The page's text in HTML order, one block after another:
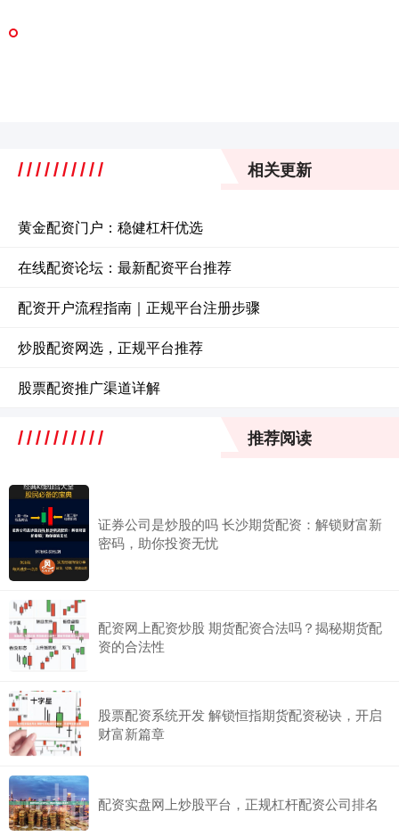
相关更新
黄金配资门户：稳健杠杆优选
在线配资论坛：最新配资平台推荐
配资开户流程指南｜正规平台注册步骤
炒股配资网选，正规平台推荐
股票配资推广渠道详解
推荐阅读
证券公司是炒股的吗 长沙期货配资：解锁财富新
密码，助你投资无忧
配资网上配资炒股 期货配资合法吗？揭秘期货配
资的合法性
股票配资系统开发 解锁恒指期货配资秘诀，开启
财富新篇章
配资实盘网上炒股平台，正规杠杆配资公司排名